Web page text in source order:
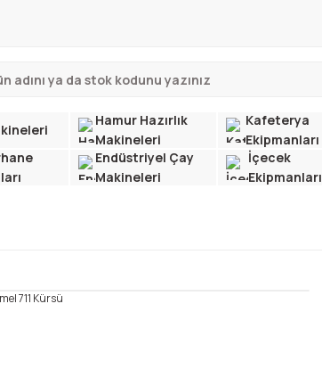
Hamur Hazırlık
Makineleri
Kafeterya
Ekipmanları
Endüstriyel Çay
Makineleri
İçecek
Ekipmanları